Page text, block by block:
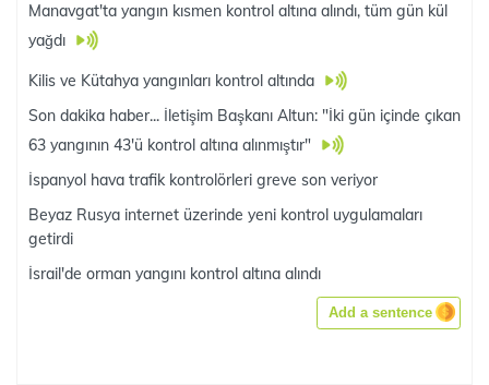
Manavgat'ta yangın kısmen kontrol altına alındı, tüm gün kül
yağdı
Kilis ve Kütahya yangınları kontrol altında
Son dakika haber... İletişim Başkanı Altun: "İki gün içinde çıkan
63 yangının 43'ü kontrol altına alınmıştır"
İspanyol hava trafik kontrolörleri greve son veriyor
Beyaz Rusya internet üzerinde yeni kontrol uygulamaları
getirdi
İsrail'de orman yangını kontrol altına alındı
Add a sentence